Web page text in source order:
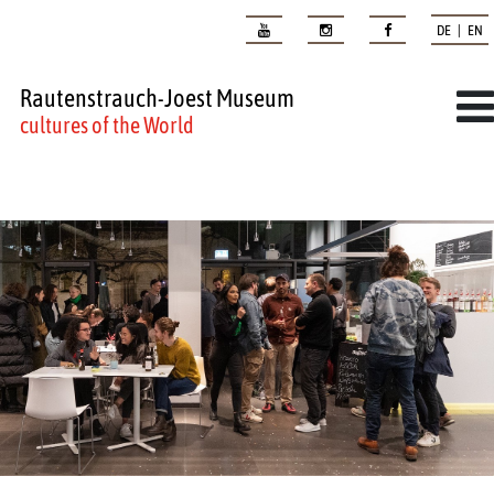
DE | EN
Rautenstrauch-Joest Museum
cultures of the World